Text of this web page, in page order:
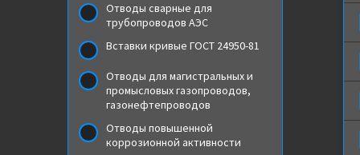
Отводы сварные для
трубопроводов АЭС
Вставки кривые ГОСТ 24950-81
Отводы для магистральных и
промысловых газопроводов,
газонефтепроводов
Отводы повышенной
коррозионной активности